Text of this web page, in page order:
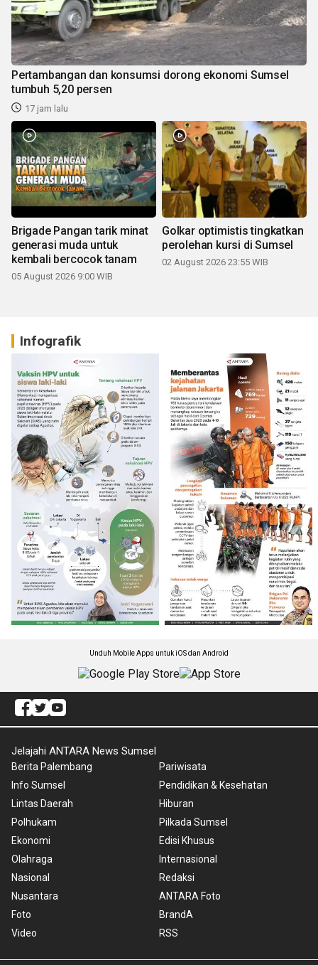
Pertambangan dan konsumsi dorong ekonomi Sumsel
tumbuh 5,20 persen
17 jam lalu
Brigade Pangan tarik minat
generasi muda untuk
kembali bercocok tanam
05 August 2026 9:00 WIB
Golkar optimistis tingkatkan
perolehan kursi di Sumsel
02 August 2026 23:55 WIB
Infografik
Unduh Mobile Apps untuk iOS dan Android
Jelajahi ANTARA News Sumsel
Berita Palembang
Info Sumsel
Lintas Daerah
Polhukam
Ekonomi
Olahraga
Nasional
Nusantara
Foto
Video
Pariwisata
Pendidikan & Kesehatan
Hiburan
Pilkada Sumsel
Edisi Khusus
Internasional
Redaksi
ANTARA Foto
BrandA
RSS